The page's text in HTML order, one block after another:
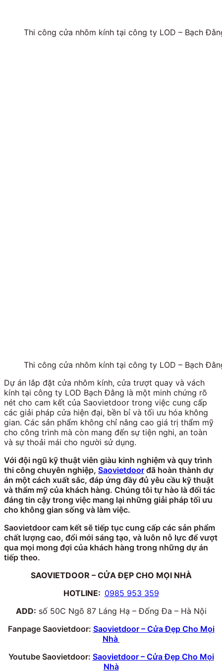
Thi công cửa nhôm kính tại công ty LOD – Bạch
Thi công cửa nhôm kính tại công ty LOD – Bạch
Dự án lắp đặt cửa nhôm kính, cửa trượt quay và vách
kính tại công ty LOD Bạch Đằng là một minh chứng rõ
nét cho cam kết của Saovietdoor trong việc cung cấp
các giải pháp cửa hiện đại, bền bỉ và tối ưu hóa không
gian. Các sản phẩm không chỉ nâng cao giá trị thẩm mỹ
cho công trình mà còn mang đến sự tiện nghi, an toàn
và sự thoải mái cho người sử dụng.
Với đội ngũ kỹ thuật viên giàu kinh nghiệm và quy trình
thi công chuyên nghiệp, Saovietdoor đã hoàn thành dự
án một cách xuất sắc, đáp ứng đầy đủ yêu cầu kỹ thuật
và thẩm mỹ của khách hàng. Chúng tôi tự hào là đối tác
đáng tin cậy trong việc mang lại những giải pháp tối ưu
cho không gian sống và làm việc.
Saovietdoor cam kết sẽ tiếp tục cung cấp các sản phẩm
chất lượng cao, đổi mới sáng tạo, và luôn nỗ lực để vượt
qua mọi mong đợi của khách hàng trong những dự án
tiếp theo.
SAOVIETDOOR – CỬA ĐẸP CHO MỌI NHÀ
HOTLINE: 0985 953 359
ADD: số 50C Ngõ 87 Láng Hạ – Đống Đa – Hà Nội
Fanpage Saovietdoor: Saovietdoor – Cửa Đẹp Cho Mọi
Nhà
Youtube Saovietdoor: Saovietdoor – Cửa Đẹp Cho Mọi
Nhà